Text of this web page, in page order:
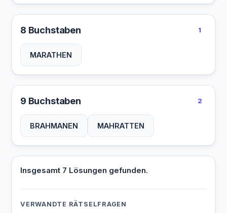
8 Buchstaben 1
MARATHEN
9 Buchstaben 2
BRAHMANEN MAHRATTEN
Insgesamt 7 Lösungen gefunden.
VERWANDTE RÄTSELFRAGEN